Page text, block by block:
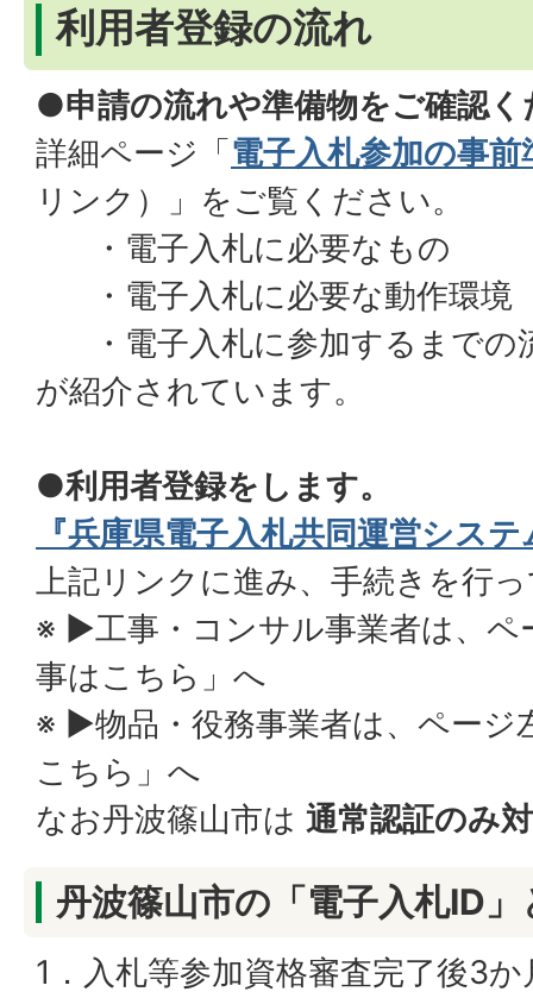
利用者登録の流れ
●申請の流れや準備物をご確認く
詳細ページ「電子入札参加の事
リンク）」をご覧ください。
・電子入札に必要なもの
・電子入札に必要な動作環境
・電子入札に参加するまでの
が紹介されています。
●利用者登録をします。
『兵庫県電子入札共同運営システ
上記リンクに進み、手続きを行
※ ▶工事・コンサル事業者は、ペ
事はこちら」へ
※ ▶物品・役務事業者は、ページ
こちら」へ
なお丹波篠山市は 通常認証のみ
丹波篠山市の「電子入札ID
1．入札等参加資格審査完了後3